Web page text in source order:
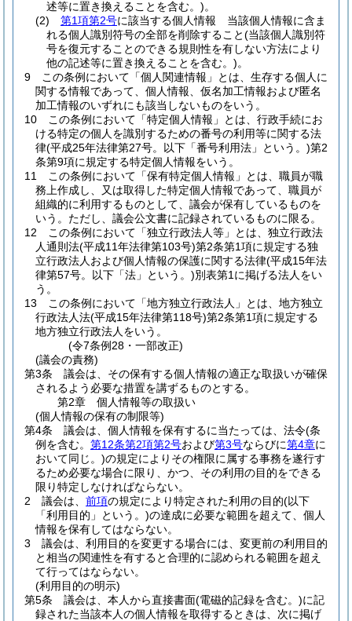
述等に置き換えることを含む。)。
(2)
第1項第2号に該当する個人情報 当該個人情報に含ま
れる個人識別符号の全部を削除すること(当該個人識別符
号を復元することのできる規則性を有しない方法により
他の記述等に置き換えることを含む。)。
9
この条例において「個人関連情報」とは、生存する個人に
関する情報であって、個人情報、仮名加工情報および匿名
加工情報のいずれにも該当しないものをいう。
10
この条例において「特定個人情報」とは、行政手続にお
ける特定の個人を識別するための番号の利用等に関する法
律(平成25年法律第27号。以下「番号利用法」という。)第2
条第9項に規定する特定個人情報をいう。
11
この条例において「保有特定個人情報」とは、職員が職
務上作成し、又は取得した特定個人情報であって、職員が
組織的に利用するものとして、議会が保有しているものを
いう。 ただし、議会公文書に記録されているものに限る。
12
この条例において「独立行政法人等」とは、独立行政法
人通則法(平成11年法律第103号)第2条第1項に規定する独
立行政法人および個人情報の保護に関する法律(平成15年法
律第57号。以下「法」という。)別表第1に掲げる法人をい
う。
13
この条例において「地方独立行政法人」とは、地方独立
行政法人法(平成15年法律第118号)第2条第1項に規定する
地方独立行政法人をいう。
(令7条例28・一部改正)
(議会の責務)
第3条
議会は、その保有する個人情報の適正な取扱いが確保
されるよう必要な措置を講ずるものとする。
第2章
個人情報等の取扱い
(個人情報の保有の制限等)
第4条
議会は、個人情報を保有するに当たっては、法令(条
例を含む。 第12条第2項第2号および第3号ならびに第4章に
おいて同じ。)の規定によりその権限に属する事務を遂行す
るため必要な場合に限り、かつ、その利用の目的をできる
限り特定しなければならない。
2
議会は、 前項の規定により特定された利用の目的(以下
「利用目的」という。)の達成に必要な範囲を超えて、個人
情報を保有してはならない。
3
議会は、利用目的を変更する場合には、変更前の利用目的
と相当の関連性を有すると合理的に認められる範囲を超え
て行ってはならない。
(利用目的の明示)
第5条
議会は、本人から直接書面(電磁的記録を含む。)に記
録された当該本人の個人情報を取得するときは、次に掲げ